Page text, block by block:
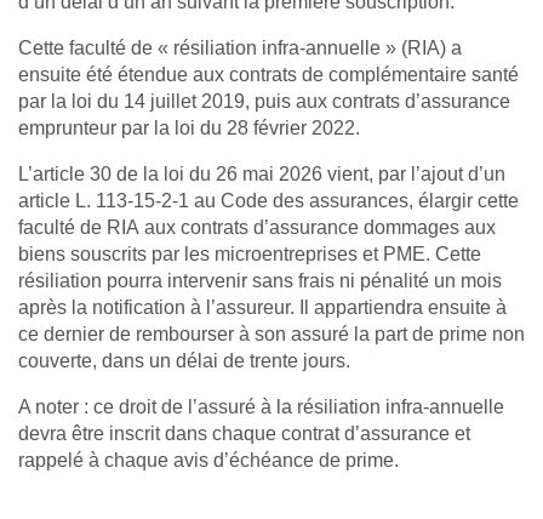
Cette faculté de « résiliation infra-annuelle » (RIA) a
ensuite été étendue aux contrats de complémentaire santé
par la loi du 14 juillet 2019, puis aux contrats d’assurance
emprunteur par la loi du 28 février 2022.
L’article 30 de la loi du 26 mai 2026 vient, par l’ajout d’un
article L. 113-15-2-1 au Code des assurances, élargir cette
faculté de RIA aux contrats d’assurance dommages aux
biens souscrits par les microentreprises et PME. Cette
résiliation pourra intervenir sans frais ni pénalité un mois
après la notification à l’assureur. Il appartiendra ensuite à
ce dernier de rembourser à son assuré la part de prime non
couverte, dans un délai de trente jours.
A noter : ce droit de l’assuré à la résiliation infra-annuelle
devra être inscrit dans chaque contrat d’assurance et
rappelé à chaque avis d’échéance de prime.